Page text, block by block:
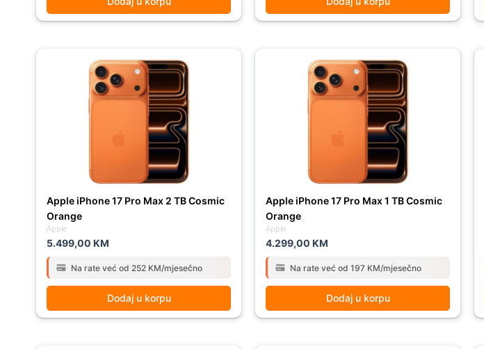
Apple
Apple iPhone 17 Pro Max 2 TB Cosmic
Orange
5.499,00 KM
Na rate već od 252 KM/mjesečno
Dodaj u korpu
Apple
Apple iPhone 17 Pro Max 1 TB Cosmic
Orange
4.299,00 KM
Na rate već od 197 KM/mjesečno
Dodaj u korpu